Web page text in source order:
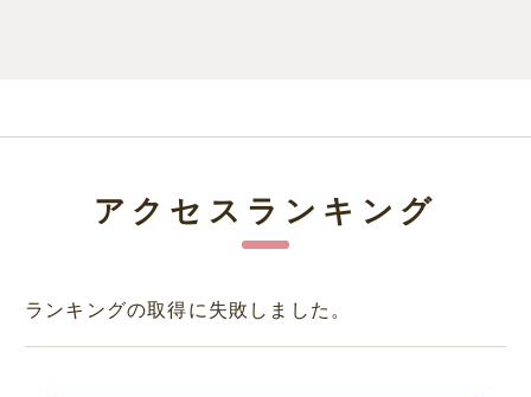
アクセスランキング
ランキングの取得に失敗しました。